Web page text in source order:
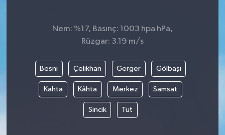
Nem: %17, Basınç: 1003 hpa hPa,
Rüzgar: 3.19 m/s
Besni Çelikhan Gerger Gölbaşı
Kahta Kâhta Merkez Samsat
Sincik Tut